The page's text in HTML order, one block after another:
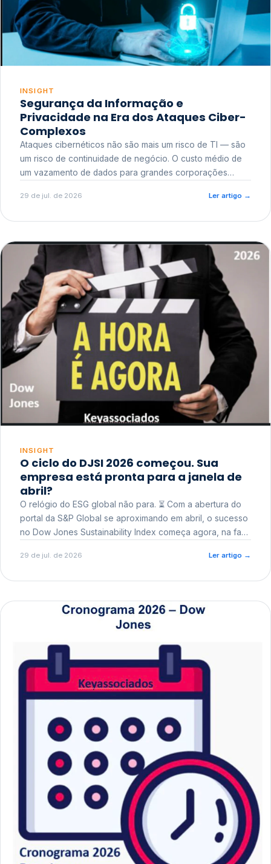
INSIGHT
Segurança da Informação e
Privacidade na Era dos Ataques Ciber-
Complexos
Ataques cibernéticos não são mais um risco de TI — são
um risco de continuidade de negócio. O custo médio de
um vazamento de dados para grandes corporações
reputacional e o risco regulatório junto a órgãos como a
29 de jul. de 2026 Ler artigo →
INSIGHT
O ciclo do DJSI 2026 começou. Sua
empresa está pronta para a janela de
abril?
O relógio do ESG global não para. ⏳ Com a abertura do
portal da S&P Global se aproximando em abril, o sucesso
no Dow Jones Sustainability Index começa agora, na fase
29 de jul. de 2026 Ler artigo →